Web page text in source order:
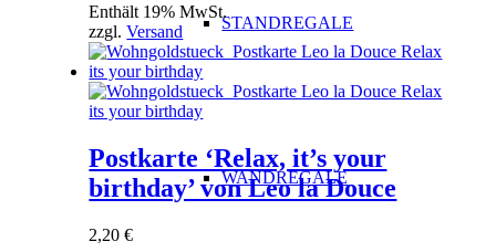
STANDREGALE
WANDREGALE
Enthält 19% MwSt.
zzgl.Versand
Postkarte ‘Relax, it’s your
birthday’ von Leo la Douce
2,20€